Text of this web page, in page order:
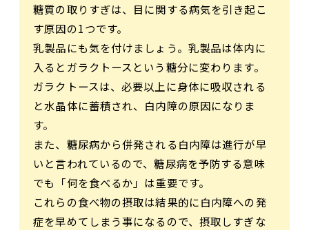
糖質の取りすぎは、目に関する病気を引き起こ
す原因の1つです。
乳製品にも気を付けましょう。乳製品は体内に
入るとガラクトースという糖分に変わります。
ガラクトースは、必要以上に身体に吸収される
と水晶体に蓄積され、白内障の原因になりま
す。
また、糖尿病から併発される白内障は進行が早
いと言われているので、糖尿病を予防する意味
でも「何を食べるか」は重要です。
これらの食べ物の摂取は結果的に白内障への発
症を早めてしまう事になるので、摂取しすぎな